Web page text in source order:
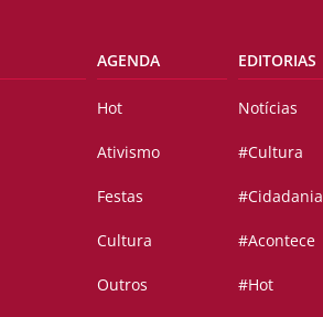
AGENDA
Hot
Ativismo
Festas
Cultura
Outros
EDITORIAS
Notícias
#Cultura
#Cidadania
#Acontece
#Hot